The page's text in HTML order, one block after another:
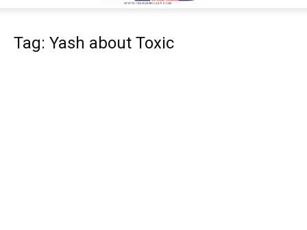
Tag: Yash about Toxic